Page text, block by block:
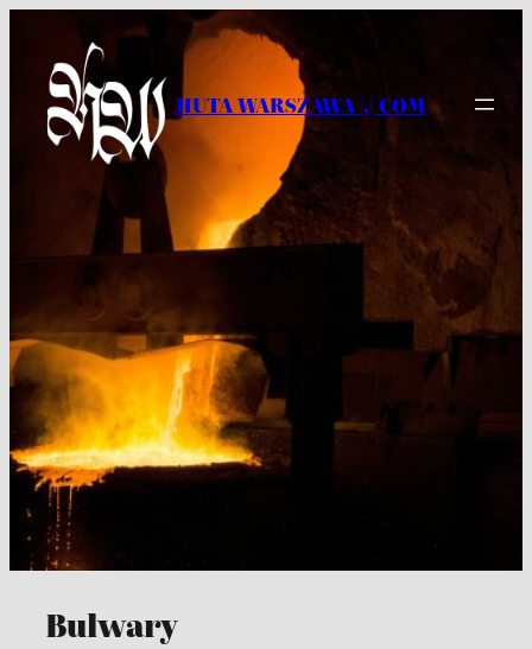
treści
HUTA WARSZAWA |.| COM
Bulwary